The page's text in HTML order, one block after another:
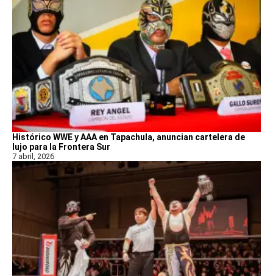
Histórico WWE y AAA en Tapachula, anuncian cartelera de
lujo para la Frontera Sur
7 abril, 2026